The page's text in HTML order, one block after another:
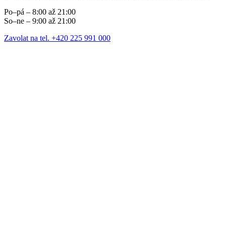
Po–pá – 8:00 až 21:00
So–ne – 9:00 až 21:00
Zavolat na tel. +420 225 991 000